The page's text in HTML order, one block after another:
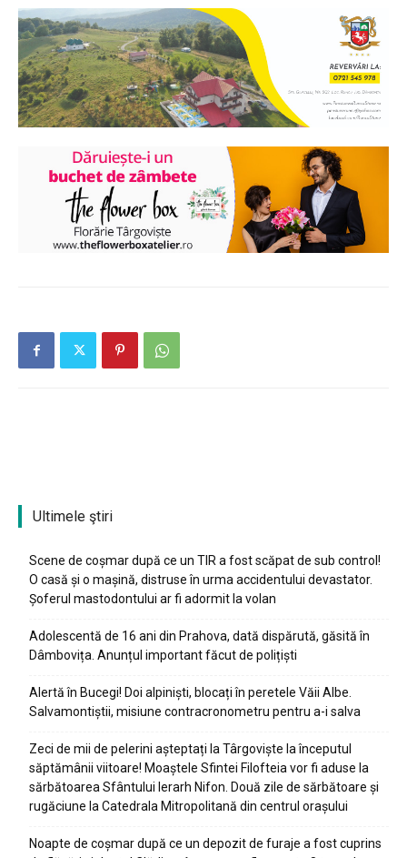
Ultimele ştiri
Scene de coșmar după ce un TIR a fost scăpat de sub control!
O casă și o mașină, distruse în urma accidentului devastator.
Șoferul mastodontului ar fi adormit la volan
Adolescentă de 16 ani din Prahova, dată dispărută, găsită în
Dâmbovița. Anunțul important făcut de polițiști
Alertă în Bucegi! Doi alpiniști, blocați în peretele Văii Albe.
Salvamontiștii, misiune contracronometru pentru a-i salva
Zeci de mii de pelerini așteptați la Târgoviște la începutul
săptămânii viitoare! Moaștele Sfintei Filofteia vor fi aduse la
sărbătoarea Sfântului Ierarh Nifon. Două zile de sărbătoare și
rugăciune la Catedrala Mitropolitană din centrul orașului
Noapte de coșmar după ce un depozit de furaje a fost cuprins